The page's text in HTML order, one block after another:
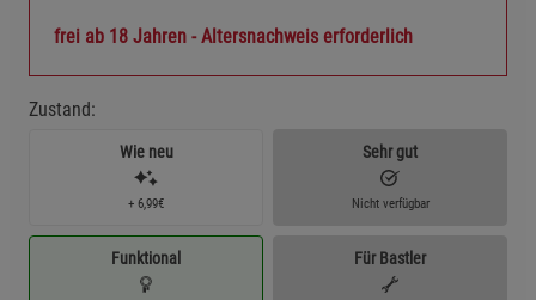
frei ab 18 Jahren - Altersnachweis erforderlich
Zustand:
Wie neu
+ 6,99€
Sehr gut
Nicht verfügbar
Funktional Für Bastler